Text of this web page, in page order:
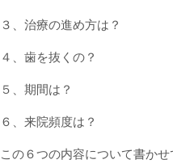
３、治療の進め方は？
４、歯を抜くの？
５、期間は？
６、来院頻度は？
この６つの内容について書かせ